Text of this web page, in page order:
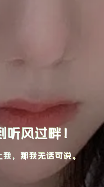
风过畔！
，那我无话可说。